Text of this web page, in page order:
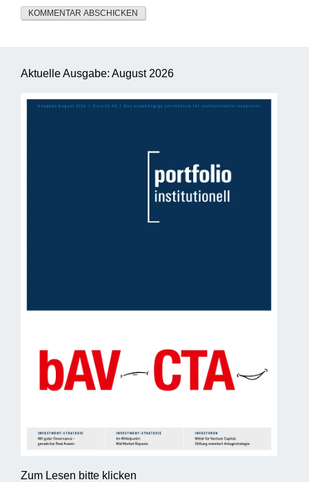
Aktuelle Ausgabe: August 2026
Zum Lesen bitte klicken